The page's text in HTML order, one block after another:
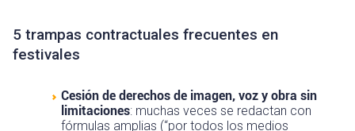
5 trampas contractuales frecuentes en
festivales
Cesión de derechos de imagen, voz y obra sin
limitaciones: muchas veces se redactan con
fórmulas amplias (“por todos los medios